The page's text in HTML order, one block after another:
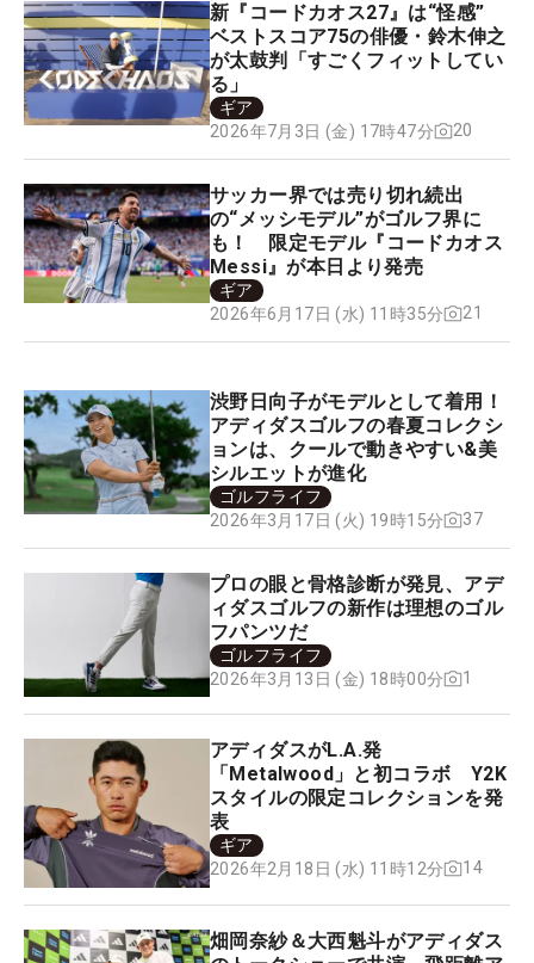
新『コードカオス27』は“怪感”
ベストスコア75の俳優・鈴木伸之
が太鼓判「すごくフィットしてい
る」
ギア
2026年7月3日 (金) 17時47分
20
サッカー界では売り切れ続出
の“メッシモデル”がゴルフ界に
も！ 限定モデル『コードカオス
Messi』が本日より発売
ギア
2026年6月17日 (水) 11時35分
21
渋野日向子がモデルとして着用！
アディダスゴルフの春夏コレクシ
ョンは、クールで動きやすい&美
シルエットが進化
ゴルフライフ
2026年3月17日 (火) 19時15分
37
プロの眼と骨格診断が発見、アデ
ィダスゴルフの新作は理想のゴル
フパンツだ
ゴルフライフ
2026年3月13日 (金) 18時00分
1
アディダスがL.A.発
「Metalwood」と初コラボ Y2K
スタイルの限定コレクションを発
表
ギア
2026年2月18日 (水) 11時12分
14
畑岡奈紗＆大西魁斗がアディダス